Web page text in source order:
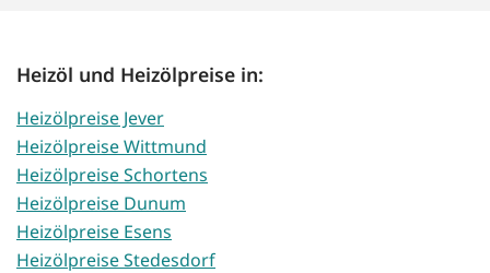
Heizöl und Heizölpreise in:
Heizölpreise Jever
Heizölpreise Wittmund
Heizölpreise Schortens
Heizölpreise Dunum
Heizölpreise Esens
Heizölpreise Stedesdorf